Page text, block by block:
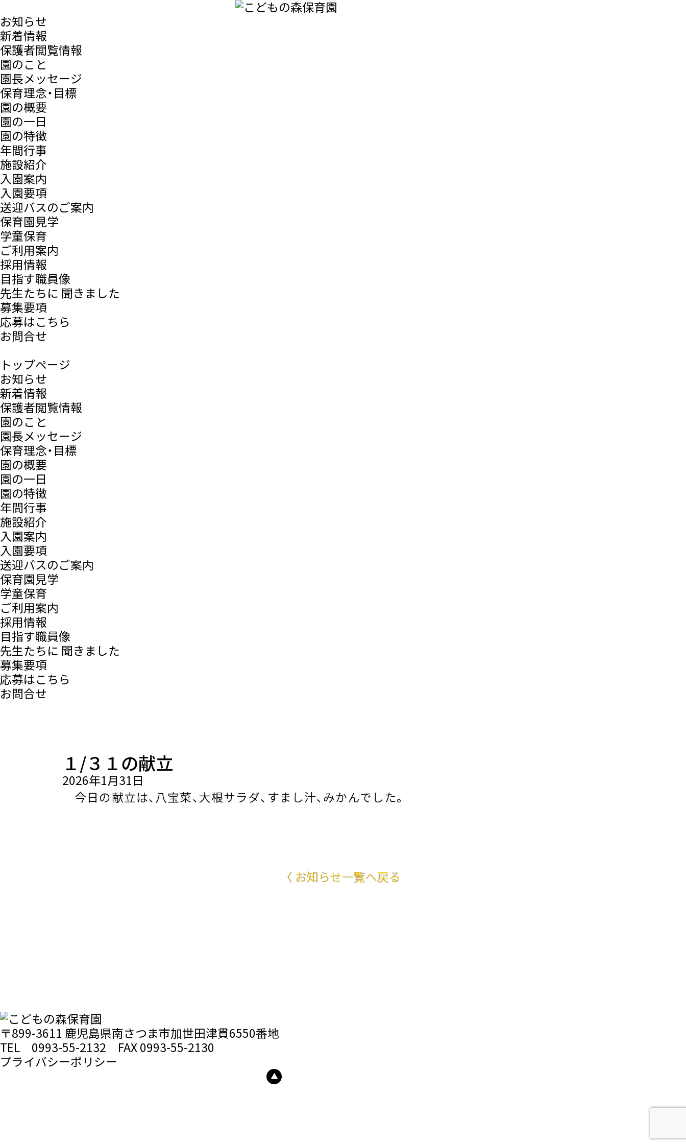
お知らせ
新着情報
保護者閲覧情報
園のこと
園長メッセージ
保育理念・目標
園の概要
園の一日
園の特徴
年間行事
施設紹介
入園案内
入園要項
送迎バスのご案内
保育園見学
学童保育
ご利用案内
採用情報
目指す職員像
先生たちに 聞きました
募集要項
応募はこちら
お問合せ
トップページ
お知らせ
新着情報
保護者閲覧情報
園のこと
園長メッセージ
保育理念・目標
園の概要
園の一日
園の特徴
年間行事
施設紹介
入園案内
入園要項
送迎バスのご案内
保育園見学
学童保育
ご利用案内
採用情報
目指す職員像
先生たちに 聞きました
募集要項
応募はこちら
お問合せ
１/３１の献立
2026年1月31日
今日の献立は、八宝菜、大根サラダ、すまし汁、みかんでした。
〈 お知らせ一覧へ戻る
〒899-3611 鹿児島県南さつま市加世田津貫6550番地
TEL 0993-55-2132 FAX 0993-55-2130
プライバシーポリシー